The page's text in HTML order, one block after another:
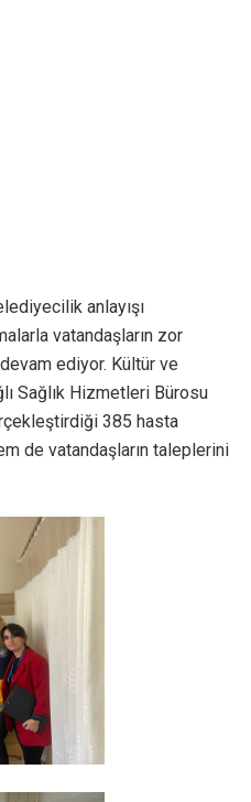
anlayışı
vatandaşların zor
ediyor. Kültür ve
Sağlık Hizmetleri Bürosu
385 hasta
de vatandaşların taleplerini